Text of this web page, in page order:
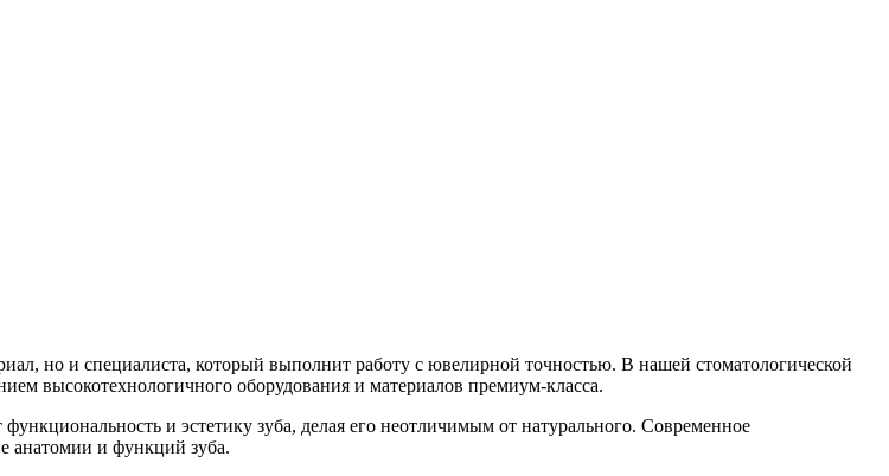
но и специалиста, который выполнит работу с ювелирной точностью. В нашей стоматологической
высокотехнологичного оборудования и материалов премиум-класса.
и эстетику зуба, делая его неотличимым от натурального. Современное
анатомии и функций зуба.